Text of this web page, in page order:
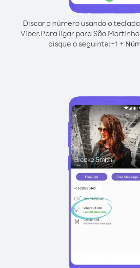
Discar o número usando o
Viber.Para ligar para São
disque o seguinte:+1 +